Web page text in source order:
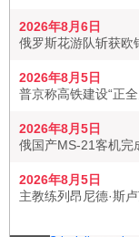
2026年8月6日
俄罗斯花游队斩获欧
2026年8月5日
普京称高铁建设“正
2026年8月5日
俄国产MS-21客机完
2026年8月5日
主教练列昂尼德·斯